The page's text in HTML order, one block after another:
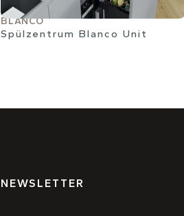
BLANCO
Spülzentrum Blanco Unit
NEWSLETTER